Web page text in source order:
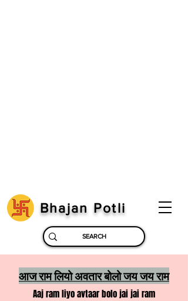
Bhajan Potli
आज राम लियो अवतार बोलो जय जय राम
Aaj ram liyo avtaar bolo jai jai ram